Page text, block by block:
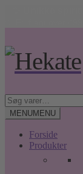
navigation
indhold
Søg
efter:
MENUMENU
Forside
Produkter